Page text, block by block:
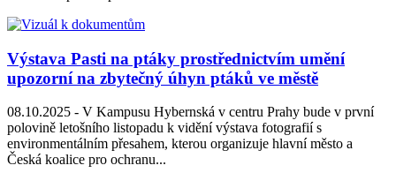
Výstava Pasti na ptáky prostřednictvím umění
upozorní na zbytečný úhyn ptáků ve městě
08.10.2025 - V Kampusu Hybernská v centru Prahy bude v první
polovině letošního listopadu k vidění výstava fotografií s
environmentálním přesahem, kterou organizuje hlavní město a
Česká koalice pro ochranu...